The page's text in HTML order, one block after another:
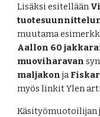
Lisäksi esitellään
muutama
Aallon 60
muoviharavan
maljakon ja
myös linkit Ylen
Käsityömuotoilijan